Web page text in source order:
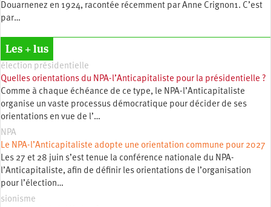
Douarnenez en 1924, racontée récemment par Anne Crignon1. C’est
par…
Les + lus
élection présidentielle
Quelles orientations du NPA-l’Anticapitaliste pour la présidentielle ?
Comme à chaque échéance de ce type, le NPA-l’Anticapitaliste
organise un vaste processus démocratique pour décider de ses
orientations en vue de l’…
NPA
Le NPA-l’Anticapitaliste adopte une orientation commune pour 2027
Les 27 et 28 juin s’est tenue la conférence nationale du NPA-
l’Anticapitaliste, afin de définir les orientations de l’organisation
pour l’élection…
sionisme